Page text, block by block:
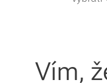
Vím,